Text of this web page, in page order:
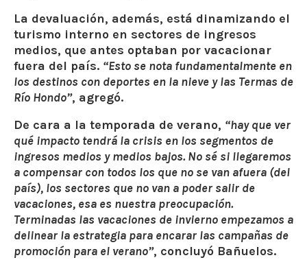
La devaluación, además, está dinamizando el
turismo interno en sectores de ingresos
medios, que antes optaban por vacacionar
fuera del país. “Esto se nota fundamentalmente en
los destinos con deportes en la nieve y las Termas de
Río Hondo”, agregó.
De cara a la temporada de verano, “hay que ver
qué impacto tendrá la crisis en los segmentos de
ingresos medios y medios bajos. No sé si llegaremos
a compensar con todos los que no se van afuera (del
país), los sectores que no van a poder salir de
vacaciones, esa es nuestra preocupación.
Terminadas las vacaciones de invierno empezamos a
delinear la estrategia para encarar las campañas de
promoción para el verano”, concluyó Bañuelos.